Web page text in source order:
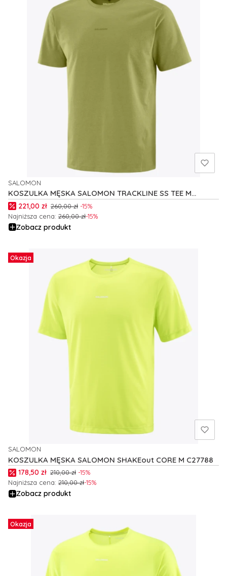
KOSZULKA MĘSKA SALOMON TRACKLINE SS TEE M
C27906
PRODUCENT
SALOMON
Cena promocyjna
221,00 zł 260,00 zł -15%
Najniższa cena: 260,00 zł-15%
Zobacz produkt
Okazja
KOSZULKA MĘSKA SALOMON SHAKEout CORE M C27788
PRODUCENT
SALOMON
Cena promocyjna
178,50 zł 210,00 zł -15%
Najniższa cena: 210,00 zł-15%
Zobacz produkt
Okazja